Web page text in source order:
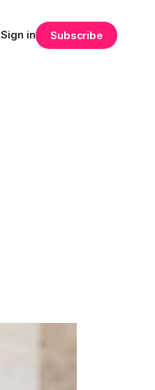
Sign in Subscribe